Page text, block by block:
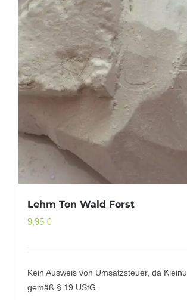
Lehm Ton Wald Forst
9,95 €
Kein Ausweis von Umsatzsteuer, da
gemäß § 19 UStG.